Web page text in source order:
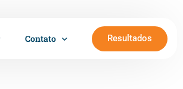
Contato Resultados